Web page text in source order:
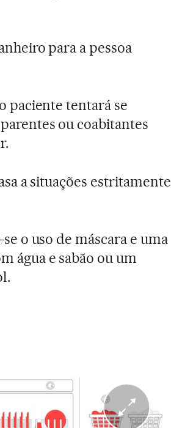
para a pessoa
paciente tentará se
ou coabitantes
a situações estritamente
o uso de máscara e uma
água e sabão ou um